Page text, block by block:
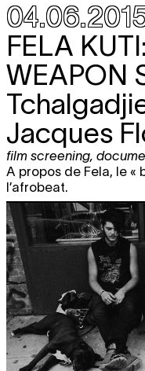
FELA
WEAPON
Jacques
film screening,
A propos de Fela, le «
l’afrobeat.